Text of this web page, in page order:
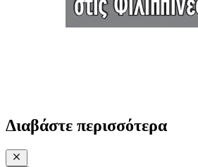
Διαβάστε περισσότερα